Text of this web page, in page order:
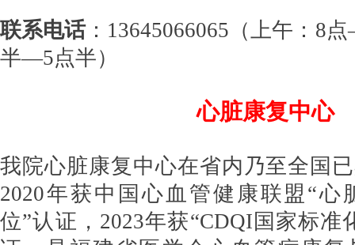
联系电话：13645066065 （上午：8
半—5点半）
心脏康复中心
我院心脏康复中心在省内乃至全国
2020年获中国心血管健康联盟“心
位”认证， 2023年获“CDQI国家标准